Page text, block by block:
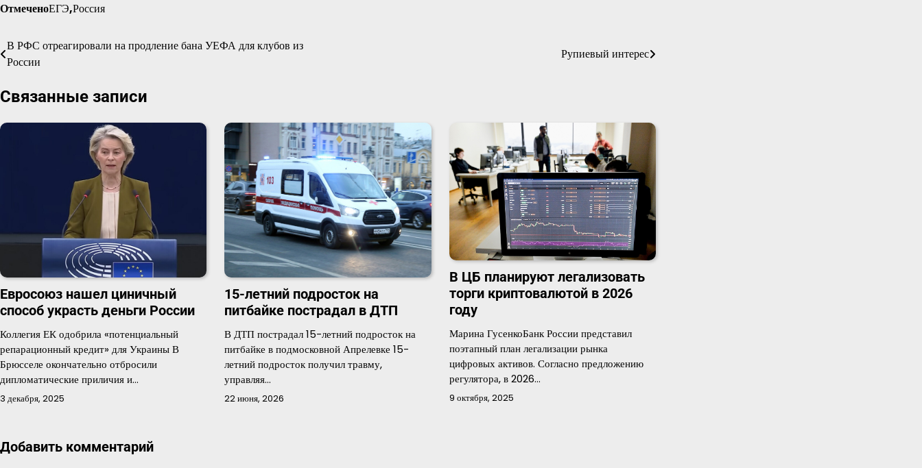
ОтмеченоЕГЭ,Россия
Навигация
записям
В РФС отреагировали на продление бана УЕФА для клубов из
России
Рупиевый интерес
Связанные записи
Евросоюз нашел циничный
способ украсть деньги России
Коллегия ЕК одобрила «потенциальный
репарационный кредит» для Украины В
Брюсселе окончательно отбросили
дипломатические приличия и…
3 декабря, 2025
15-летний подросток на
питбайке пострадал в ДТП
В ДТП пострадал 15-летний подросток на
питбайке в подмосковной Апрелевке 15-
летний подросток получил травму,
управляя…
22 июня, 2026
В ЦБ планируют легализовать
торги криптовалютой в 2026
году
Марина ГусенкоБанк России представил
поэтапный план легализации рынка
цифровых активов. Согласно предложению
регулятора, в 2026…
9 октября, 2025
Добавить комментарий